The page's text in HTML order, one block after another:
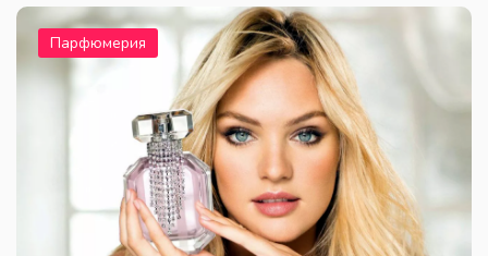
Парфюмерия